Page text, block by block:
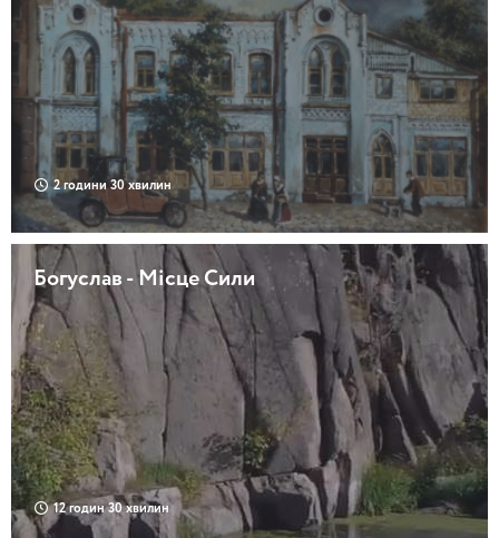
2 години 30 хвилин
Богуслав - Місце Сили
12 годин 30 хвилин